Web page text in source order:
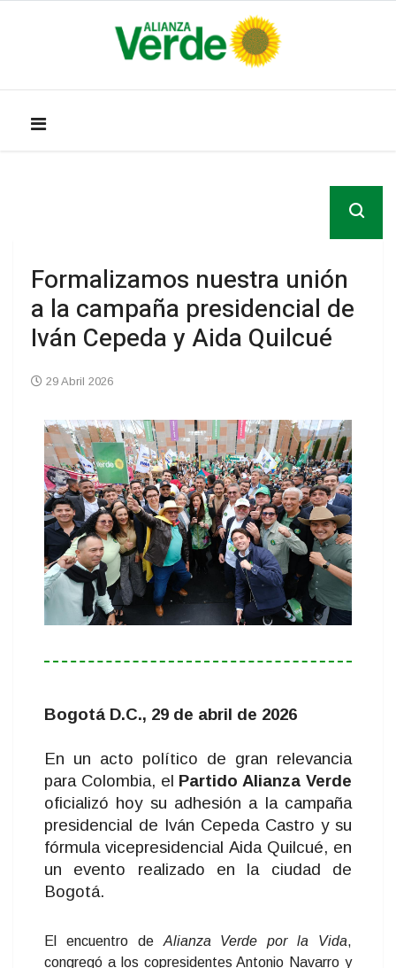
Formalizamos nuestra unión
a la campaña presidencial de
Iván Cepeda y Aida Quilcué
29 Abril 2026
Bogotá D.C., 29 de abril de 2026
En un acto político de gran relevancia
para Colombia, el Partido Alianza Verde
oficializó hoy su adhesión a la campaña
presidencial de Iván Cepeda Castro y su
fórmula vicepresidencial Aida Quilcué, en
un evento realizado en la ciudad de
Bogotá.
El encuentro de Alianza Verde por la Vida,
congregó a los copresidentes Antonio Navarro y